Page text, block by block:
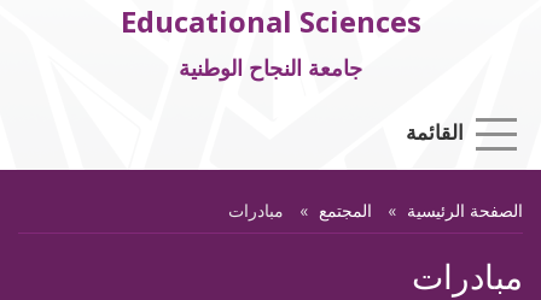
Educational Sciences
جامعة النجاح الوطنية
القائمة
الصفحة الرئيسية المجتمع مبادرات
مبادرات